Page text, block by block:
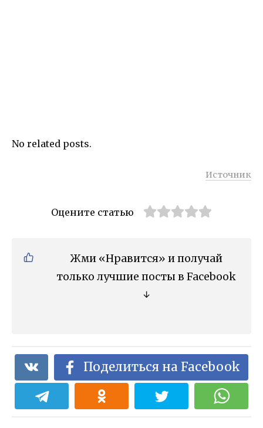
No related posts.
Источник
Оцените статью
Жми «Нравится» и получай
только лучшие посты в Facebook
↓
Поделиться на Facebook